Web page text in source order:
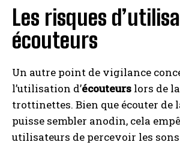
Les risques
écouteurs
Un autre point de vigilance
l’utilisation d’écouteurs lors de
trottinettes. Bien que écouter de
puisse sembler anodin, cela
utilisateurs de percevoir les